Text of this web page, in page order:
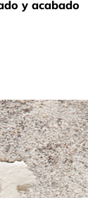
y acabado